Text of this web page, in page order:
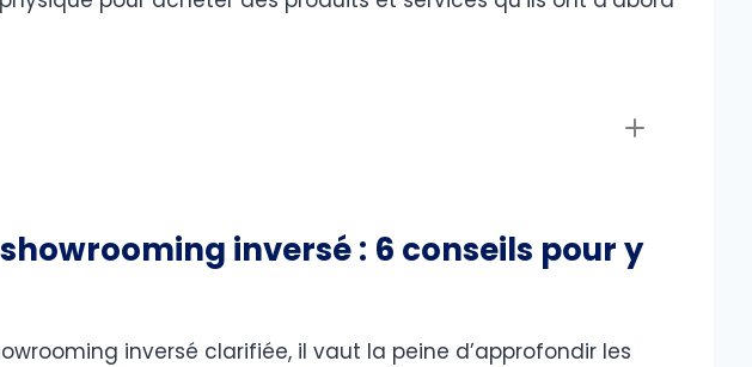
inversé : 6 conseils pour y
inversé clarifiée, il vaut la peine d’approfondir les